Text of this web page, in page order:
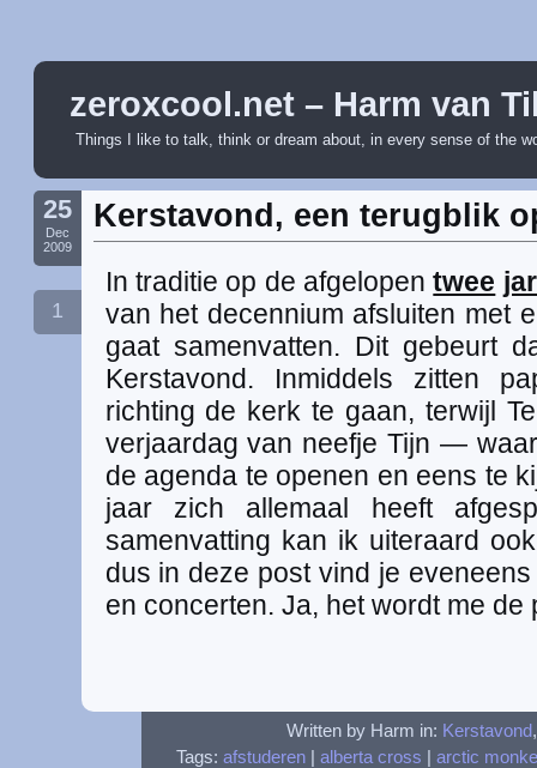
zeroxcool.net – Harm van
Things I like to talk, think or dream about, in every sense of the
25
Dec
2009
1
Kerstavond, een terugblik
In traditie op de afgelopentwee
van het decennium afsluiten met
gaat samenvatten. Dit gebeurt
Kerstavond. Inmiddels zitten
richting de kerk te gaan, terwijl
verjaardag van neefje Tijn —
de agenda te openen en eens te
jaar zich allemaal heeft
samenvatting kan ik uiteraard
dus in deze post vind je
en concerten. Ja, het wordt me de
Written by Harm in: Kerstavond
Tags: afstuderen| alberta cross
arctic